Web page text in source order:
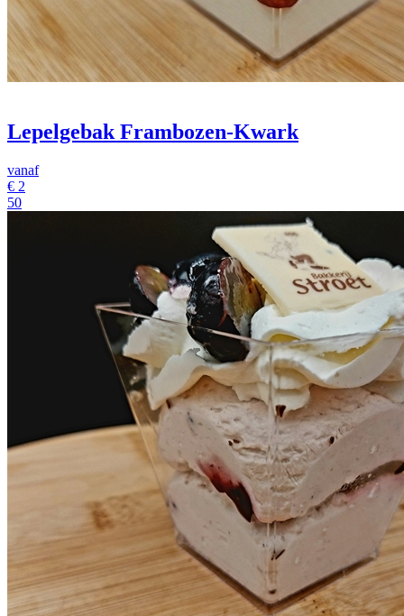
Lepelgebak Frambozen-Kwark
vanaf
€ 2
50